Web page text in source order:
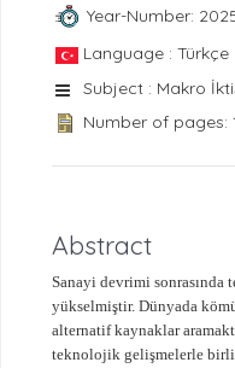
Year-Number:
Language : Türkçe
Subject : Makro
Number of pages:
Abstract
Sanayi devrimi sonrasında
yükselmiştir. Dünyada
alternatif kaynaklar
teknolojik gelişmelerle